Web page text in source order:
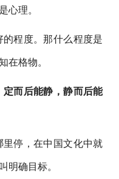
心理。
程度。那什么程度是
在格物。
而后能静，静而后能
停，在中国文化中就
明确目标。